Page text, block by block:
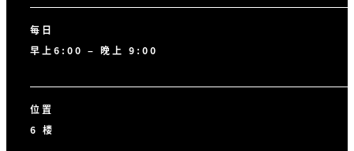
每日
早上6:00 – 晚上 9:00
位置
6 楼